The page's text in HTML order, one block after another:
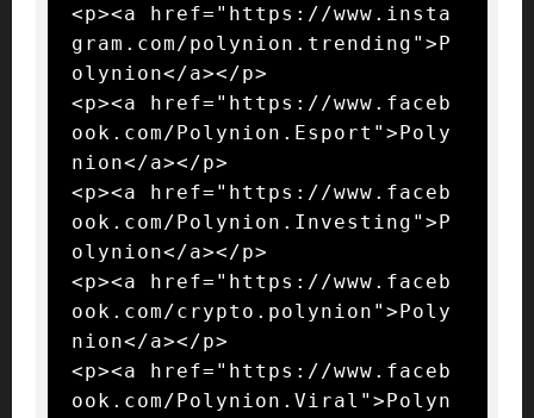
<p><a href="https://www.insta
gram.com/polynion.trending">P
olynion</a></p>
<p><a href="https://www.faceb
ook.com/Polynion.Esport">Poly
nion</a></p>
<p><a href="https://www.faceb
ook.com/Polynion.Investing">P
olynion</a></p>
<p><a href="https://www.faceb
ook.com/crypto.polynion">Poly
nion</a></p>
<p><a href="https://www.faceb
ook.com/Polynion.Viral">Polyn